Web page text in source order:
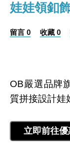
娃娃領釦
留言 0 收藏 0
OB嚴選品牌
質拼接設計娃